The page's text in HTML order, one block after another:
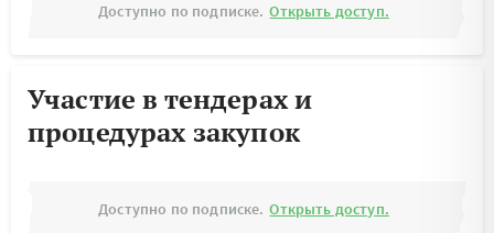
Доступно по подписке. Открыть доступ.
Участие в тендерах и
процедурах закупок
Доступно по подписке. Открыть доступ.